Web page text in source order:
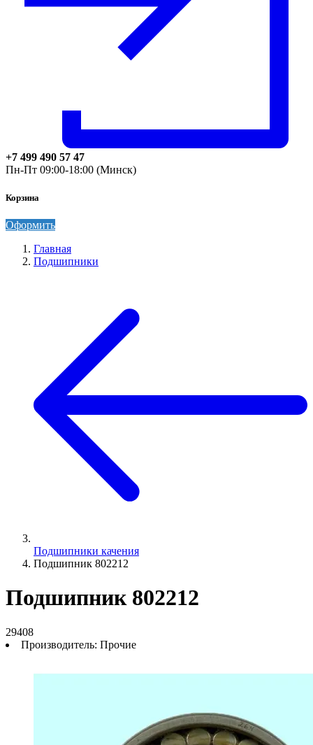
+7 499 490 57 47
Пн-Пт 09:00-18:00 (Минск)
Корзина
Оформить
Главная
Подшипники
Подшипники качения
Подшипник 802212
Подшипник 802212
29408
Производитель: Прочие